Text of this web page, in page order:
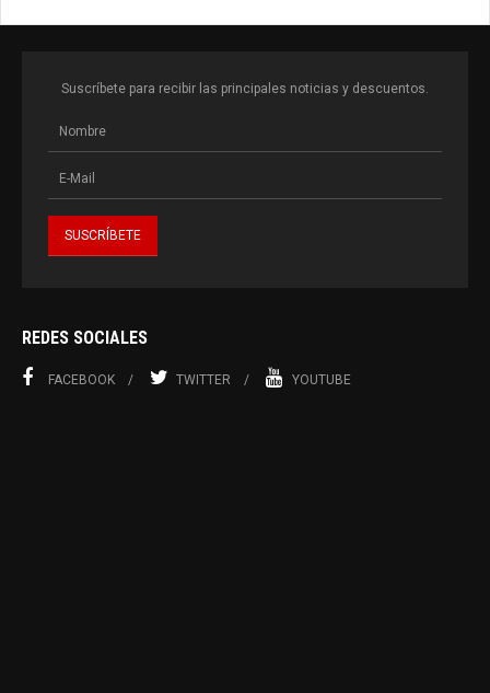
Suscríbete para recibir las principales noticias y descuentos.
REDES SOCIALES
FACEBOOK TWITTER YOUTUBE